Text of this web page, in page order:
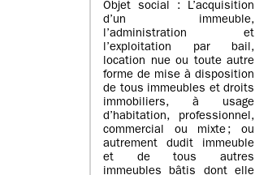
Objet social : L’acquisition
d’un immeuble,
l’administration et
l’exploitation par bail,
location nue ou toute autre
forme de mise à disposition
de tous immeubles et droits
immobiliers, à usage
d’habitation, professionnel,
commercial ou mixte ; ou
autrement dudit immeuble
et de tous autres
immeubles bâtis dont elle